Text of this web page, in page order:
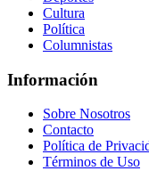
Cultura
Política
Columnistas
Información
Sobre Nosotros
Contacto
Política de
Términos de Uso